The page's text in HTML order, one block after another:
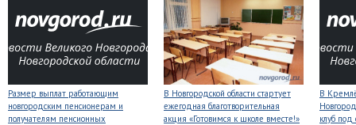
Размер выплат работающим
новгородским пенсионерам и
получателям пенсионных
В Новгородской области стартует
ежегодная благотворительная
акция «Готовимся к школе вместе!»
В
клуб